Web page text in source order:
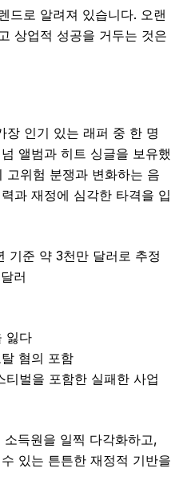
드로 알려져 있습니다. 오랜
상업적 성공을 거두는 것은
인기 있는 래퍼 중 한 명
앨범과 히트 싱글을 보유했
고위험 분쟁과 변화하는 음
과 재정에 심각한 타격을 입
기준 약 3천만 달러로 추정
러
잃다
혐의 포함
티벌을 포함한 실패한 사업
득원을 일찍 다각화하고,
있는 튼튼한 재정적 기반을